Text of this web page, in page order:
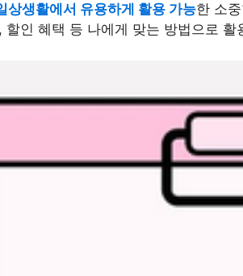
상생활에서 유용하게 활용 가능한 소
할인 혜택 등 나에게 맞는 방법으로 활